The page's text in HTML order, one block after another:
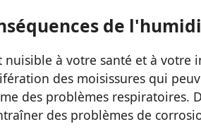
de
à votre santé et à votre
des moisissures qui
des problèmes respiratoires.
des problèmes de